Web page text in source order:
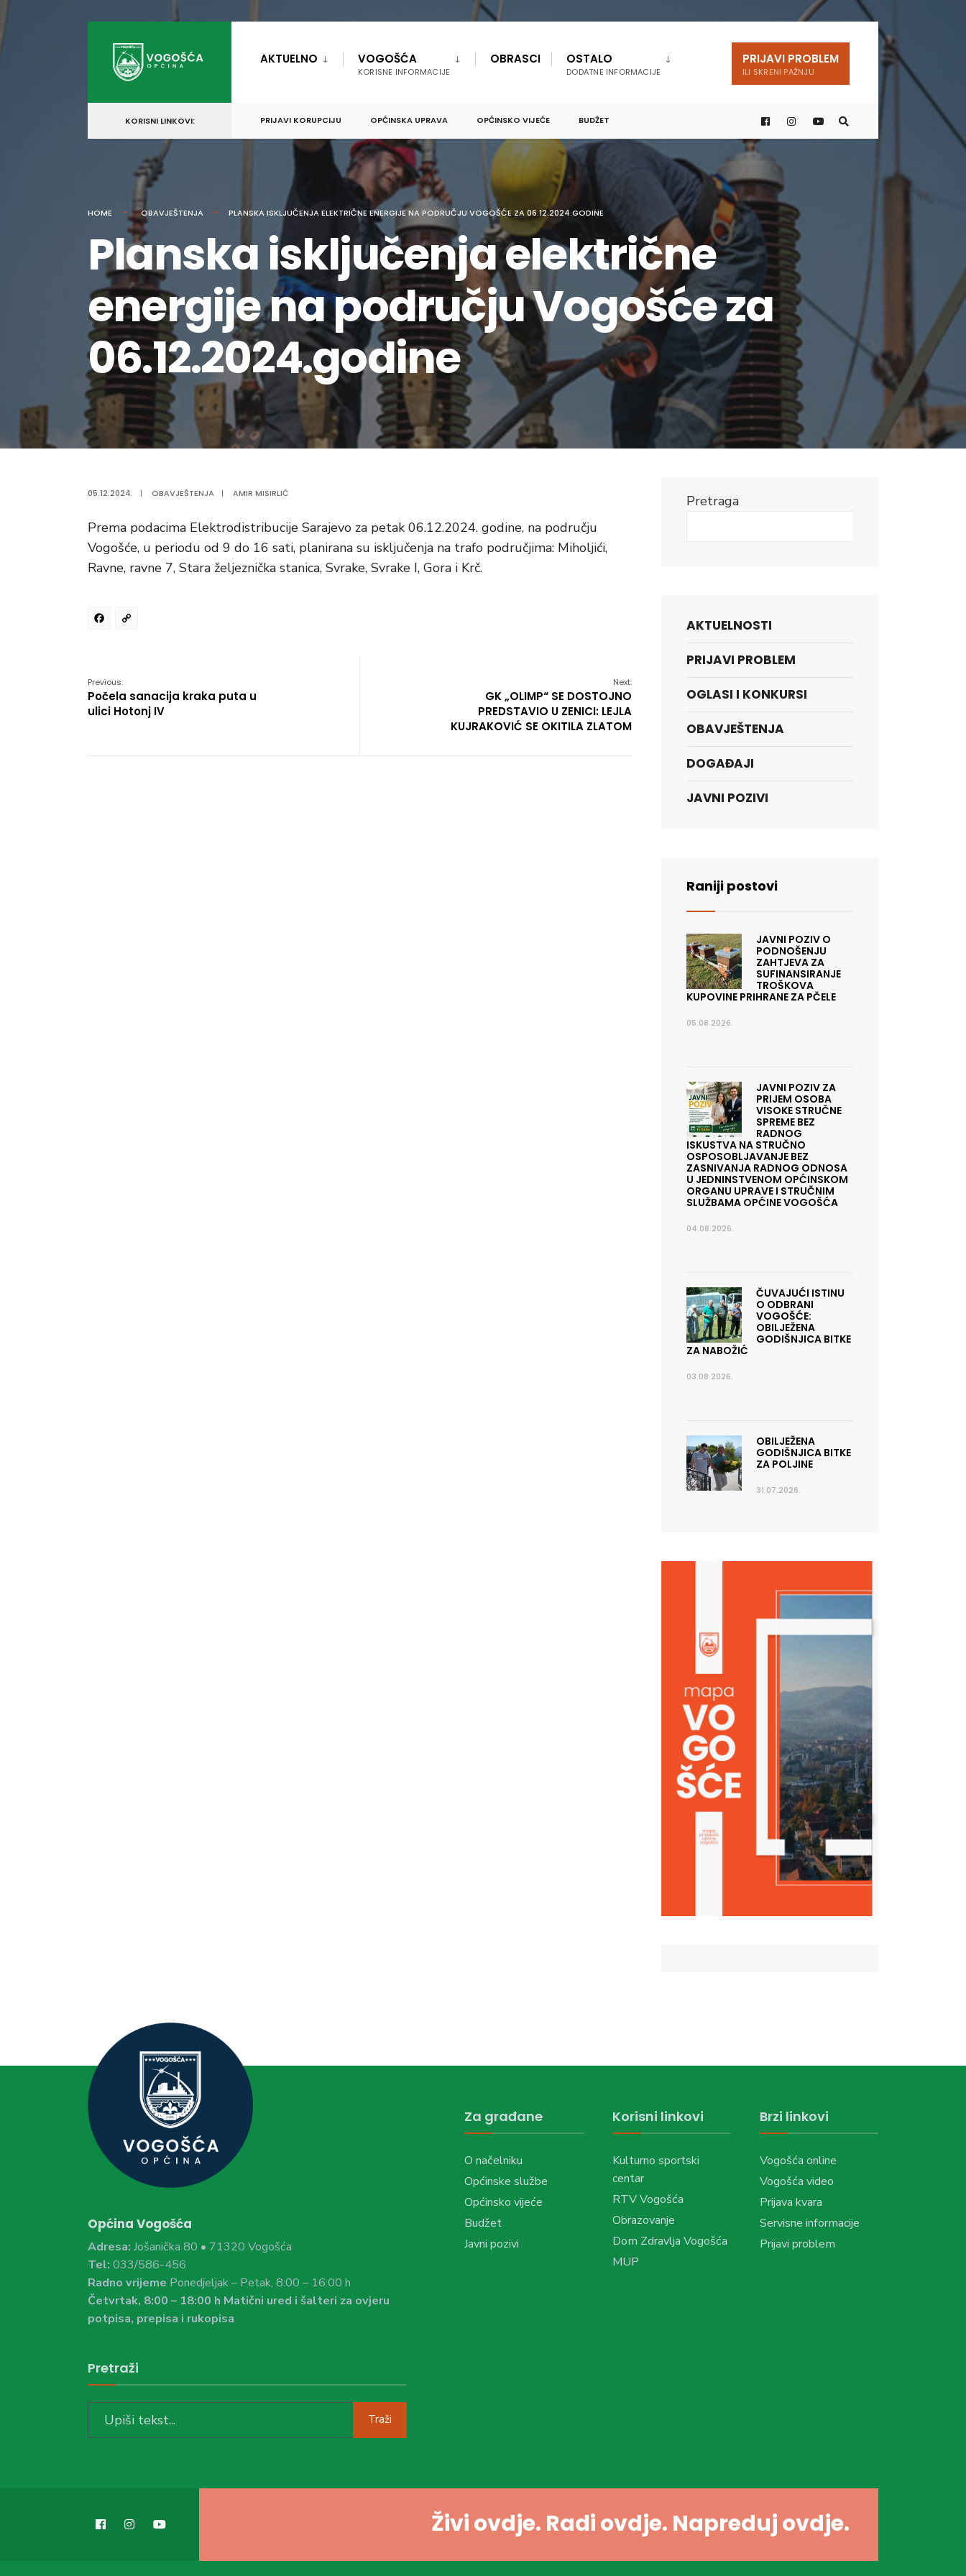
content
AKTUELNO VOGOŠĆA
KORISNE INFORMACIJE
OBRASCI OSTALO
DODATNE INFORMACIJE
PRIJAVI PROBLEM
ILI SKRENI PAŽNJU
KORISNI LINKOVI: PRIJAVI KORUPCIJU OPĆINSKA UPRAVA OPĆINSKO VIJEĆE BUDŽET
HOME OBAVJEŠTENJA PLANSKA ISKLJUČENJA ELEKTRIČNE ENERGIJE NA PODRUČJU VOGOŠĆE ZA 06.12.2024.GODINE
Planska isključenja električne
energije na području Vogošće za
06.12.2024.godine
05.12.2024. | OBAVJEŠTENJA | AMIR MISIRLIĆ
Prema podacima Elektrodistribucije Sarajevo za petak 06.12.2024. godine, na području
Vogošće, u periodu od 9 do 16 sati, planirana su isključenja na trafo područjima: Miholjići,
Ravne, ravne 7, Stara željeznička stanica, Svrake, Svrake I, Gora i Krč.
Facebook
Previous:
Počela sanacija kraka puta u
ulici Hotonj IV
Next:
GK „OLIMP“ SE DOSTOJNO
PREDSTAVIO U ZENICI: LEJLA
KUJRAKOVIĆ SE OKITILA ZLATOM
Pretraga
AKTUELNOSTI
PRIJAVI PROBLEM
OGLASI I KONKURSI
OBAVJEŠTENJA
DOGAĐAJI
JAVNI POZIVI
Raniji postovi
JAVNI POZIV O
PODNOŠENJU
ZAHTJEVA ZA
SUFINANSIRANJE
TROŠKOVA
KUPOVINE PRIHRANE ZA PČELE
05.08.2026.
JAVNI POZIV ZA
PRIJEM OSOBA
VISOKE STRUČNE
SPREME BEZ
RADNOG
ISKUSTVA NA STRUČNO
OSPOSOBLJAVANJE BEZ
ZASNIVANJA RADNOG ODNOSA
U JEDNINSTVENOM OPĆINSKOM
ORGANU UPRAVE I STRUČNIM
SLUŽBAMA OPĆINE VOGOŠĆA
04.08.2026.
ČUVAJUĆI ISTINU
O ODBRANI
VOGOŠĆE:
OBILJEŽENA
GODIŠNJICA BITKE
ZA NABOŽIĆ
03.08.2026.
OBILJEŽENA
GODIŠNJICA BITKE
ZA POLJINE
31.07.2026.
Općina Vogošća
Adresa: Jošanička 80 • 71320 Vogošća
Tel: 033/586-456
Radno vrijeme Ponedjeljak – Petak, 8:00 – 16:00 h
Četvrtak, 8:00 – 18:00 h Matični ured i šalteri za ovjeru
potpisa, prepisa i rukopisa
Pretraži
Traži
Za građane
O načelniku
Općinske službe
Općinsko vijeće
Budžet
Javni pozivi
Korisni linkovi
Kulturno sportski
centar
RTV Vogošća
Obrazovanje
Dom Zdravlja Vogošća
MUP
Brzi linkovi
Vogošća online
Vogošća video
Prijava kvara
Servisne informacije
Prijavi problem
Živi ovdje. Radi ovdje. Napreduj ovdje.